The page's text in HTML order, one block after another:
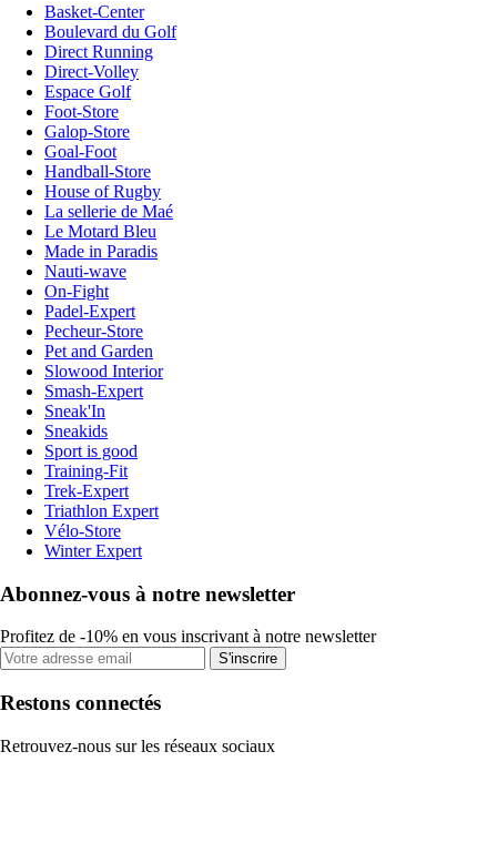
Basket-Center
Boulevard du Golf
Direct Running
Direct-Volley
Espace Golf
Foot-Store
Galop-Store
Goal-Foot
Handball-Store
House of Rugby
La sellerie de Maé
Le Motard Bleu
Made in Paradis
Nauti-wave
On-Fight
Padel-Expert
Pecheur-Store
Pet and Garden
Slowood Interior
Smash-Expert
Sneak'In
Sneakids
Sport is good
Training-Fit
Trek-Expert
Triathlon Expert
Vélo-Store
Winter Expert
Abonnez-vous à notre newsletter
Profitez de -10% en vous inscrivant à notre newsletter
S'inscrire
Restons connectés
Retrouvez-nous sur les réseaux sociaux